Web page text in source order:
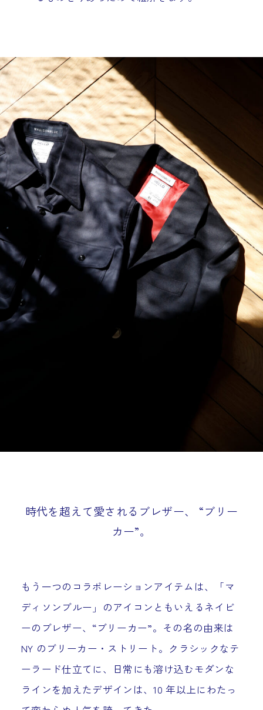
時代を超えて愛されるブレザー、 “ブリー
カー”。
もう一つのコラボレーションアイテムは、「マ
ディソンブルー」のアイコンともいえるネイビ
ーのブレザー、“ブリーカー”。その名の由来は
NY のブリーカー・ストリート。クラシックなテ
ーラード仕立てに、日常にも溶け込むモダンな
ラインを加えたデザインは、10 年以上にわたっ